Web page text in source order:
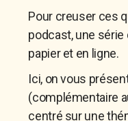
Pour creuser ces
podcast, une
papier et en ligne.
Ici, on vous
(complémentaire
centré sur une